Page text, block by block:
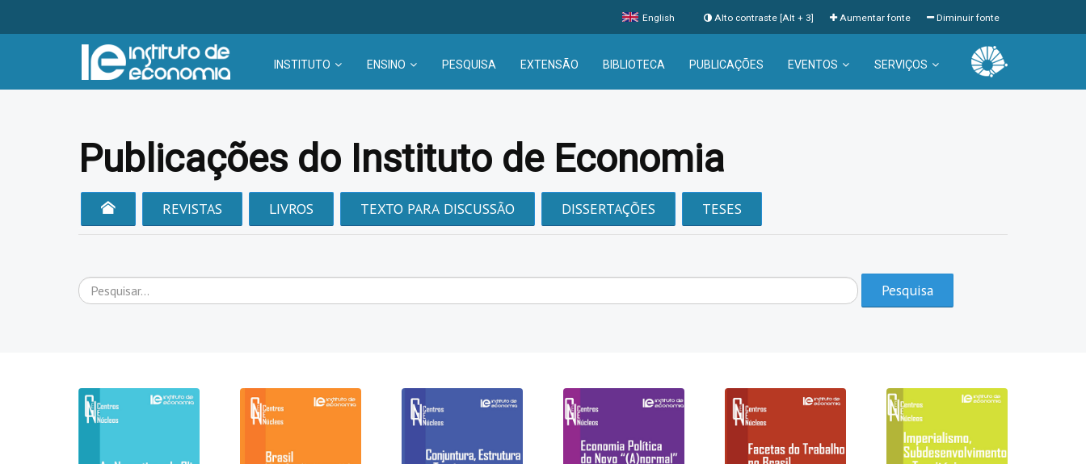
English Diminuir fonte
Aumentar fonte
Alto contraste [Alt + 3]
INSTITUTO ENSINO PESQUISA EXTENSÃO BIBLIOTECA PUBLICAÇÕES EVENTOS SERVIÇOS
Publicações do Instituto de Economia
REVISTAS LIVROS TEXTO PARA DISCUSSÃO DISSERTAÇÕES TESES
Pesquisar... Pesquisa